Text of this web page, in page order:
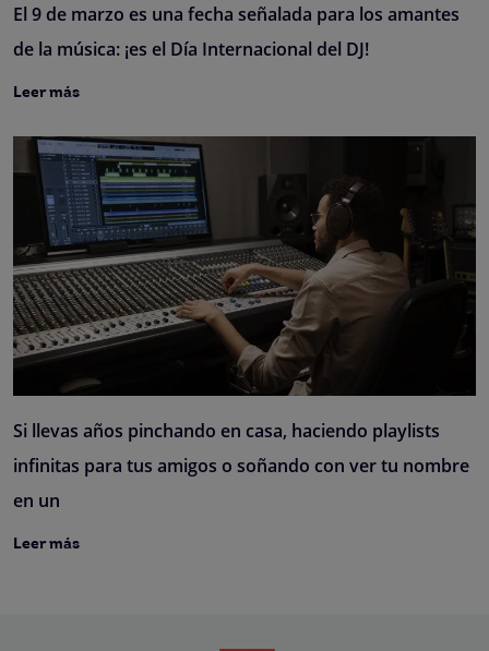
El 9 de marzo es una fecha señalada para los amantes
de la música: ¡es el Día Internacional del DJ!
Leer más
Si llevas años pinchando en casa, haciendo playlists
infinitas para tus amigos o soñando con ver tu nombre
en un
Leer más